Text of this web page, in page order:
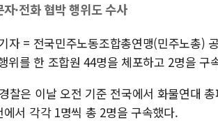
·전화 협박 행위도 수사
자 = 전국민주노동조합총연맹(민주노총)
위를 한 조합원 44명을 체포하고 2명을 구
찰은 이날 오전 기준 전국에서 화물연대
서 각각 1명씩 총 2명을 구속했다.